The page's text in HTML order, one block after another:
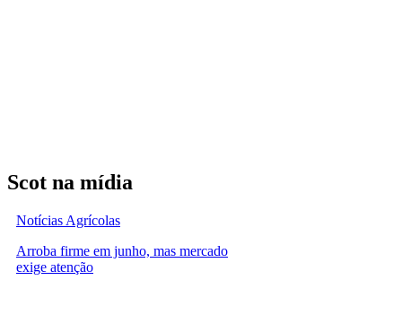
Scot na mídia
Notícias Agrícolas
Arroba firme em junho, mas mercado
exige atenção